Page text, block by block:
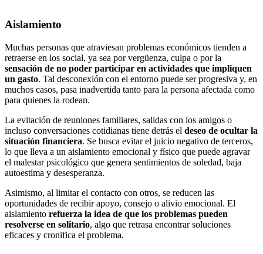
Aislamiento
Muchas personas que atraviesan problemas económicos tienden a
retraerse en los social, ya sea por vergüenza, culpa o por la
sensación de no poder participar en actividades que impliquen
un gasto. Tal desconexión con el entorno puede ser progresiva y, en
muchos casos, pasa inadvertida tanto para la persona afectada como
para quienes la rodean.
La evitación de reuniones familiares, salidas con los amigos o
incluso conversaciones cotidianas tiene detrás el deseo de ocultar la
situación financiera. Se busca evitar el juicio negativo de terceros,
lo que lleva a un aislamiento emocional y físico que puede agravar
el malestar psicológico que genera sentimientos de soledad, baja
autoestima y desesperanza.
Asimismo, al limitar el contacto con otros, se reducen las
oportunidades de recibir apoyo, consejo o alivio emocional. El
aislamiento refuerza la idea de que los problemas pueden
resolverse en solitario, algo que retrasa encontrar soluciones
eficaces y cronifica el problema.